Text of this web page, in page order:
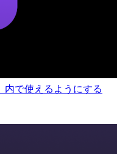
で使えるようにする